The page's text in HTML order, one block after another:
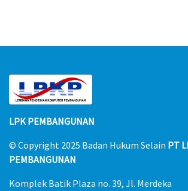
LPK PEMBANGUNAN
© Copyright 2025 Badan Hukum Selain PT
PEMBANGUNAN
Komplek Batik Plaza no. 39, Jl. Merdeka